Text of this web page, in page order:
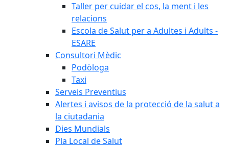
Taller per cuidar el cos, la ment i les
relacions
Escola de Salut per a Adultes i Adults -
ESARE
Consultori Mèdic
Podòloga
Taxi
Serveis Preventius
Alertes i avisos de la protecció de la salut a
la ciutadania
Dies Mundials
Pla Local de Salut